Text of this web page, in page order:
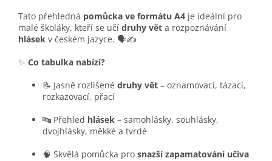
Tato přehledná pomůcka ve formátu A4 je ideální pro
malé školáky, kteří se učí druhy vět a rozpoznávání
hlásek v českém jazyce. 🗣️✍️
✨ Co tabulka nabízí?
📝 Jasně rozlišené druhy vět – oznamovací, tázací,
rozkazovací, přací
🔤 Přehled hlásek – samohlásky, souhlásky,
dvojhlásky, měkké a tvrdé
🧠 Skvělá pomůcka pro snazší zapamatování učiva